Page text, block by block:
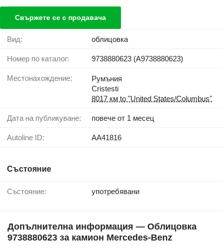
Свържете се с продавача
Вид: облицовка
Номер по каталог: 9738880623 (A9738880623)
Местонахождение:
Румъния
Cristesti
8017 км to "United States/Columbus"
Дата на публикуване: повече от 1 месец
Autoline ID: AA41816
Състояние
Състояние: употребявани
Допълнителна информация — Облицовка
9738880623 за камион Mercedes-Benz